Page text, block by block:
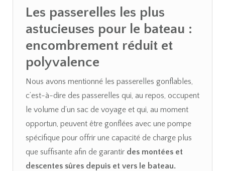
Les passerelles les plus
astucieuses pour le bateau :
encombrement réduit et
polyvalence
Nous avons mentionné les passerelles gonflables,
c’est-à-dire des passerelles qui, au repos, occupent
le volume d’un sac de voyage et qui, au moment
opportun, peuvent être gonflées avec une pompe
spécifique pour offrir une capacité de charge plus
que suffisante afin de garantir des montées et
descentes sûres depuis et vers le bateau.